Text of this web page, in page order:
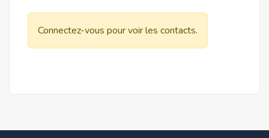
Connectez-vous pour voir les contacts.